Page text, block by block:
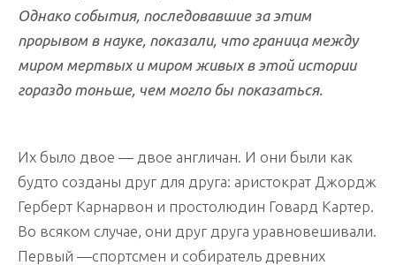
Однако события, последовавшие за этим
прорывом в науке, показали, что граница между
миром мертвых и миром живых в этой истории
гораздо тоньше, чем могло бы показаться.
Их было двое — двое англичан. И они были как
будто созданы друг для друга: аристократ Джордж
Герберт Карнарвон и простолюдин Говард Картер.
Во всяком случае, они друг друга уравновешивали.
Первый —спортсмен и собиратель древних